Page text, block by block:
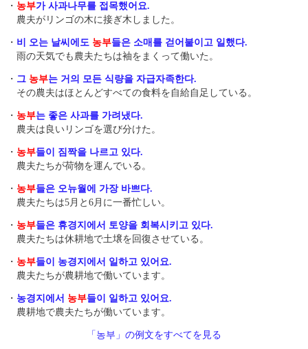
・ 농부가 사과나무를 접목했어요.
農夫がリンゴの木に接ぎ木しました。
・ 비 오는 날씨에도 농부들은 소매를 걷어붙이고 일했다.
雨の天気でも農夫たちは袖をまくって働いた。
・ 그 농부는 거의 모든 식량을 자급자족한다.
その農夫はほとんどすべての食料を自給自足している。
・ 농부는 좋은 사과를 가려냈다.
農夫は良いリンゴを選び分けた。
・ 농부들이 짐짝 을 나르고 있다.
農夫たちが荷物 を運んでいる。
・ 농부들은 오뉴월 에 가장 바쁘다.
農夫たちは5月と6月 に一番忙しい。
・ 농부들은 휴경지에서 토양을 회복시키고 있다.
農夫たちは休耕地で土壌を回復させている。
・ 농부들이 농경지에서 일하고 있어요.
農夫たちが農耕地で働いています。
・ 농경지에서 농부들이 일하고 있어요.
農耕地で農夫たちが働いています。
「농부」の例文をすべてを見る